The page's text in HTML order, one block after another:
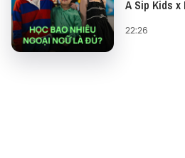
tác, bạn có thể gửi email về
team@vietcetera.com
A Sip Kids
22:26